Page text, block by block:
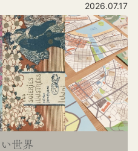
2026.07.17